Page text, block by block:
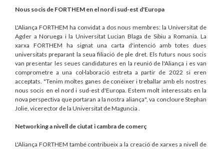
Nous socis de FORTHEM en el nord i sud-est d'Europa
L'Aliança FORTHEM ha convidat a dos nous membres: la Universitat de
Agder a Noruega i la Universitat Lucian Blaga de Sibiu a Romania. La
xarxa FORTHEM ha signat una carta d'intenció amb totes dues
universitats preparant la seua filiació de ple dret. Els futurs nous socis
van presentar les seues candidatures en la reunió de l'Aliança i es van
comprometre a una col·laboració estreta a partir de 2022 si eren
acceptats. "Tenim moltes ganes de conéixer i treballar amb els nostres
nous socis en el nord i sud-est d'Europa. Estem molt interessats en la
nova perspectiva que portaran a la nostra aliança", va concloure Stephan
Jolie, vicerector de la Universitat de Maguncia .
Networking a nivell de ciutat i cambra de comerç
L'Aliança FORTHEM també contribueix a la creació de xarxes a nivell de